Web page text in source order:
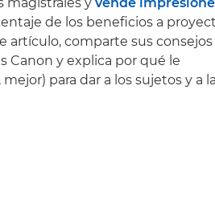
de los beneficios a
artículo, comparte sus consejos
Canon y explica por qué le
para dar a los sujetos y a